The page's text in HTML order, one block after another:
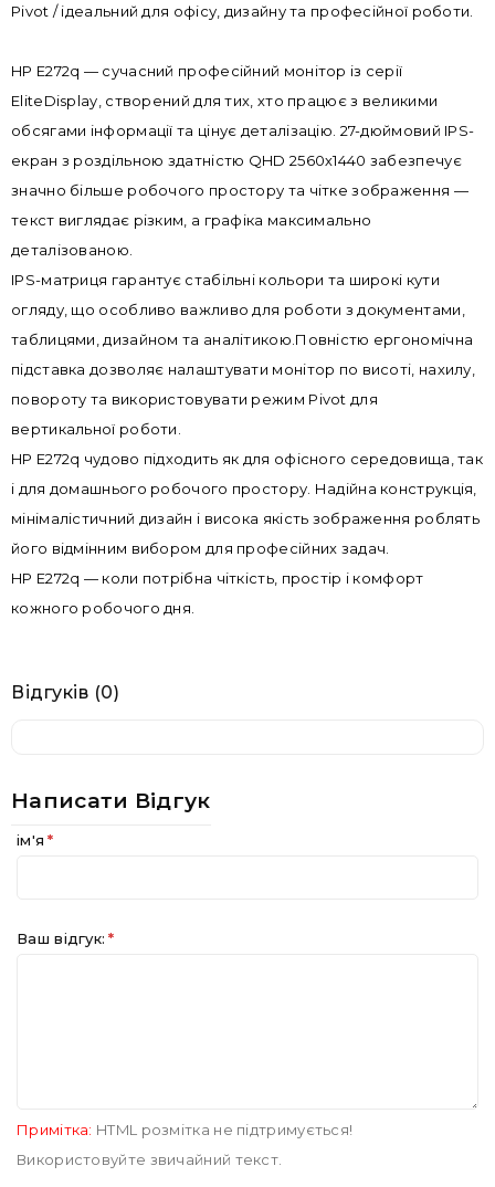
Pivot / ідеальний для офісу, дизайну та професійної роботи.
HP E272q — сучасний професійний монітор із серії
EliteDisplay, створений для тих, хто працює з великими
обсягами інформації та цінує деталізацію. 27-дюймовий IPS-
екран з роздільною здатністю QHD 2560х1440 забезпечує
значно більше робочого простору та чітке зображення —
текст виглядає різким, а графіка максимально
деталізованою.
IPS-матриця гарантує стабільні кольори та широкі кути
огляду, що особливо важливо для роботи з документами,
таблицями, дизайном та аналітикою.Повністю ергономічна
підставка дозволяє налаштувати монітор по висоті, нахилу,
повороту та використовувати режим Pivot для
вертикальної роботи.
HP E272q чудово підходить як для офісного середовища, так
і для домашнього робочого простору. Надійна конструкція,
мінімалістичний дизайн і висока якість зображення роблять
його відмінним вибором для професійних задач.
HP E272q — коли потрібна чіткість, простір і комфорт
кожного робочого дня.
Відгуків (0)
Написати Відгук
ім'я
Ваш відгук:
Примітка: HTML розмітка не підтримується!
Використовуйте звичайний текст.